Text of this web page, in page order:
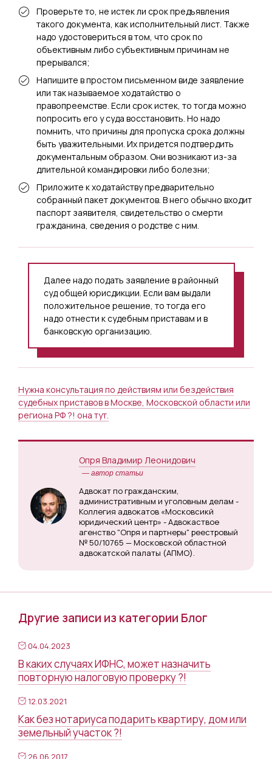
Проверьте то, не истек ли срок предъявления
такого документа, как исполнительный лист. Также
надо удостовериться в том, что срок по
объективным либо субъективным причинам не
прерывался;
Напишите в простом письменном виде заявление
или так называемое ходатайство о
правопреемстве. Если срок истек, то тогда можно
попросить его у суда восстановить. Но надо
помнить, что причины для пропуска срока должны
быть уважительными. Их придется подтвердить
документальным образом. Они возникают из-за
длительной командировки либо болезни;
Приложите к ходатайству предварительно
собранный пакет документов. В него обычно входит
паспорт заявителя, свидетельство о смерти
гражданина, сведения о родстве с ним.
Далее надо подать заявление в районный
суд общей юрисдикции. Если вам выдали
положительное решение, то тогда его
надо отнести к судебным приставам и в
банковскую организацию.
Нужна консультация по действиям или бездействия
судебных приставов в Москве, Московской области или
региона РФ ?! она тут.
Опря Владимир Леонидович
— автор статьи
Адвокат по гражданским,
административным и уголовным делам -
Коллегия адвокатов «Московсикй
юридический центр» - Адвокаствое
агенство "Опря и партнеры" реестровый
№ 50/10765 — Московской областной
адвокатской палаты (АПМО).
Другие записи из категории Блог
04.04.2023
В каких случаях ИФНС, может назначить
повторную налоговую проверку ?!
12.03.2021
Как без нотариуса подарить квартиру, дом или
земельный участок ?!
26.06.2017